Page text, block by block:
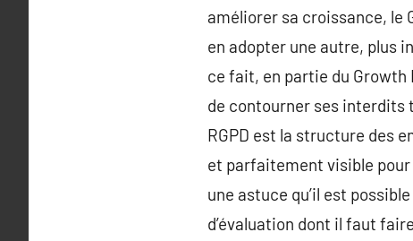
améliorer sa croissance, le
en adopter une autre, plus
ce fait, en partie du Growth
de contourner ses interdits
RGPD est la structure des
et parfaitement visible pour
une astuce qu’il est
d’évaluation dont il faut